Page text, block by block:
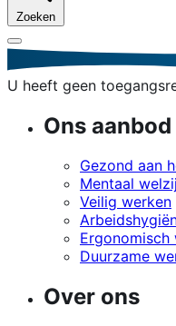
Zoeken
U heeft geen
Ons aanbod
Gezond aan
Mentaal
Veilig werken
Ergonomisch
Duurzame
Over ons